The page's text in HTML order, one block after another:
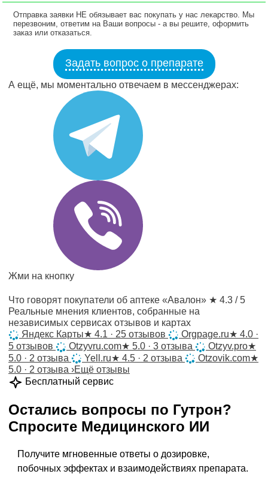
Отправка заявки НЕ обязывает вас покупать у нас лекарство. Мы
перезвоним, ответим на Ваши вопросы - а вы решите, оформить
заказ или отказаться.
Задать вопрос о препарате
А ещё, мы моментально отвечаем в мессенджерах:
Жми на кнопку
Что говорят покупатели об аптеке «Авалон» ★ 4.3 / 5
Реальные мнения клиентов, собранные на
независимых сервисах отзывов и картах
Яндекс Карты★ 4.1 · 25 отзывов Orgpage.ru★ 4.0 ·
5 отзывов
Otzyvru.com★ 5.0 · 3 отзыва Otzyv.pro★
5.0 · 2 отзыва
Yell.ru★ 4.5 · 2 отзыва Otzovik.com★
5.0 · 2 отзыва ›Ещё отзывы
Бесплатный сервис
Остались вопросы по Гутрон?
Спросите Медицинского ИИ
Получите мгновенные ответы о дозировке,
побочных эффектах и взаимодействиях препарата.